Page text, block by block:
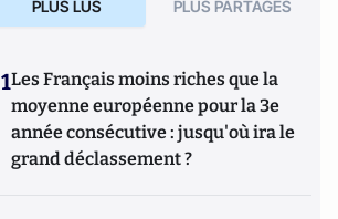
PLUS LUS PLUS PARTAGES
1Les Français moins riches que la
moyenne européenne pour la 3e
année consécutive : jusqu'où ira le
grand déclassement ?